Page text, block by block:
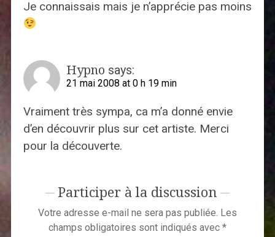
Je connaissais mais je n’apprécie pas moins
Hypno says:
21 mai 2008 at 0 h 19 min
Vraiment très sympa, ca m’a donné envie
d’en découvrir plus sur cet artiste. Merci
pour la découverte.
Participer à la discussion
Votre adresse e-mail ne sera pas publiée. Les
champs obligatoires sont indiqués avec *